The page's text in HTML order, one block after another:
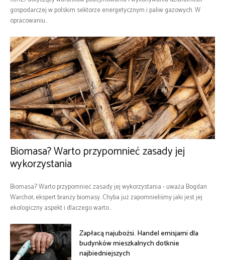
gospodarczej w polskim sektorze energetycznym i paliw gazowych. W
opracowaniu...
Biomasa? Warto przypomnieć zasady jej
wykorzystania
Biomasa? Warto przypomnieć zasady jej wykorzystania - uważa Bogdan
Warchoł, ekspert branży biomasy. Chyba już zapomnieliśmy jaki jest jej
ekologiczny aspekt i dlaczego warto...
Zapłacą najubożsi. Handel emisjami dla
budynków mieszkalnych dotknie
najbiedniejszych